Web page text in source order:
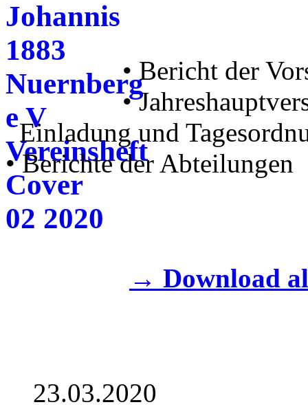
• Bericht der
•
Einladung und
• Berichte der Abteilungen
→ Download
23.03.2020